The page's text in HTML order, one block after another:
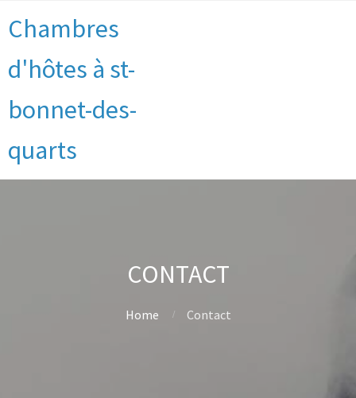
Chambres
d'hôtes à st-
bonnet-des-
quarts
CONTACT
Home Contact